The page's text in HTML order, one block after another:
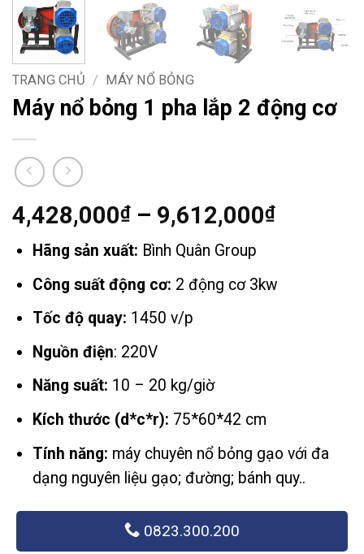
TRANG CHỦ / MÁY NỔ BỎNG
Máy nổ bỏng 1 pha lắp 2 động cơ
4,428,000₫ – 9,612,000₫Khoảng
Hãng sản xuất: Bình Quân Group
Công suất động cơ: 2 động cơ 3kw
Tốc độ quay: 1450 v/p
Nguồn điện: 220V
Năng suất: 10 – 20 kg/giờ
Kích thước (d*c*r): 75*60*42 cm
Tính năng: máy chuyên nổ bỏng gạo với đa
dạng nguyên liệu gạo; đường; bánh quy..
0823.300.200